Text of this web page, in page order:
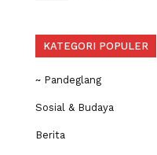
KATEGORI POPULER
~ Pandeglang
Sosial & Budaya
Berita